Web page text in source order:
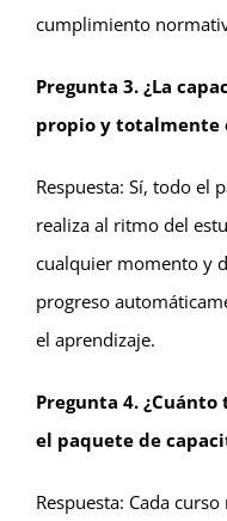
cumplimiento
Pregunta 3. ¿La
propio y totalmente
Respuesta: Sí, todo el
realiza al ritmo del
cualquier momento y
progreso
el aprendizaje.
Pregunta 4.
el paquete de
Respuesta: Cada